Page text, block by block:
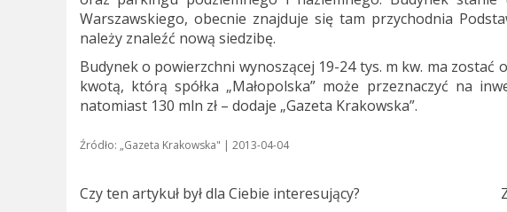
Warszawskiego, obecnie znajduje się tam przychodnia
należy znaleźć nową siedzibę.
Budynek o powierzchni wynoszącej 19-24 tys. m kw. ma zostać
kwotą, którą spółka „Małopolska” może przeznaczyć na
natomiast 130 mln zł – dodaje „Gazeta Krakowska”.
Źródło: „Gazeta Krakowska" | 2013-04-04
Czy ten artykuł był dla Ciebie interesujący?